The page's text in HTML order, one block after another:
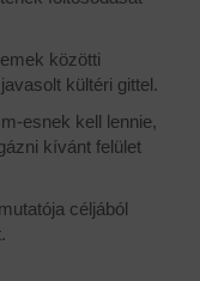
közötti
kültéri gittel.
esnek kell lennie,
kívánt felület
céljából